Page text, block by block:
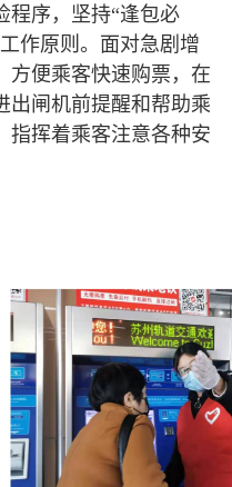
程序，坚持“逢包必
作原则。面对急剧增
方便乘客快速购票，在
出闸机前提醒和帮助乘
指挥着乘客注意各种安